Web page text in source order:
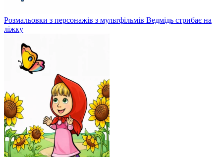
Розмальовки з персонажів з мультфільмів Ведмідь стрибає на
ліжку